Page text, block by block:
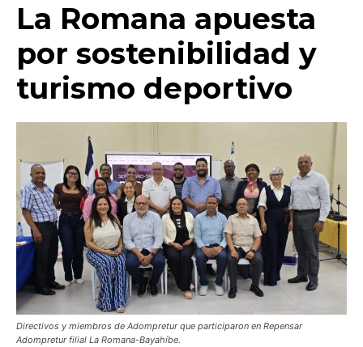
La Romana apuesta
por sostenibilidad y
turismo deportivo
Directivos y miembros de Adompretur que participaron en Repensar
Adompretur filial La Romana-Bayahíbe.